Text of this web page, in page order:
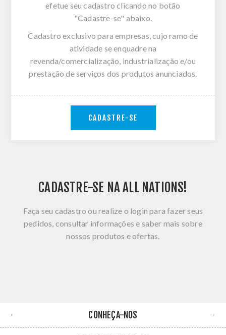
efetue seu cadastro clicando no botão
"Cadastre-se" abaixo.
Cadastro exclusivo para empresas, cujo ramo de
atividade se enquadre na
revenda/comercialização, industrialização e/ou
prestação de serviços dos produtos anunciados.
CADASTRE-SE
CADASTRE-SE NA ALL NATIONS!
Faça seu cadastro ou realize o login para fazer seus
pedidos, consultar informações e saber mais sobre
nossos produtos e ofertas.
CONHEÇA-NOS